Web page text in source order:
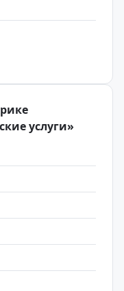
услуги»